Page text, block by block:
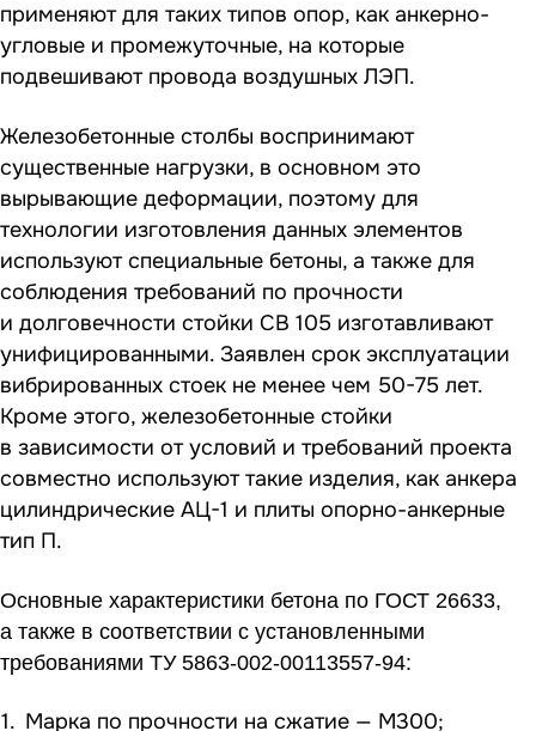
применяют для таких типов опор, как анкерно-
угловые и промежуточные, на которые
подвешивают провода воздушных ЛЭП.
Железобетонные столбы воспринимают
существенные нагрузки, в основном это
вырывающие деформации, поэтому для
технологии изготовления данных элементов
используют специальные бетоны, а также для
соблюдения требований по прочности
и долговечности стойки СВ 105 изготавливают
унифицированными. Заявлен срок эксплуатации
вибрированных стоек не менее чем 50-75 лет.
Кроме этого, железобетонные стойки
в зависимости от условий и требований проекта
совместно используют такие изделия, как анкера
цилиндрические АЦ-1 и плиты опорно-анкерные
тип П.
Основные характеристики бетона по ГОСТ 26633,
а также в соответствии с установленными
требованиями ТУ 5863-002-00113557-94:
Марка по прочности на сжатие — М300;